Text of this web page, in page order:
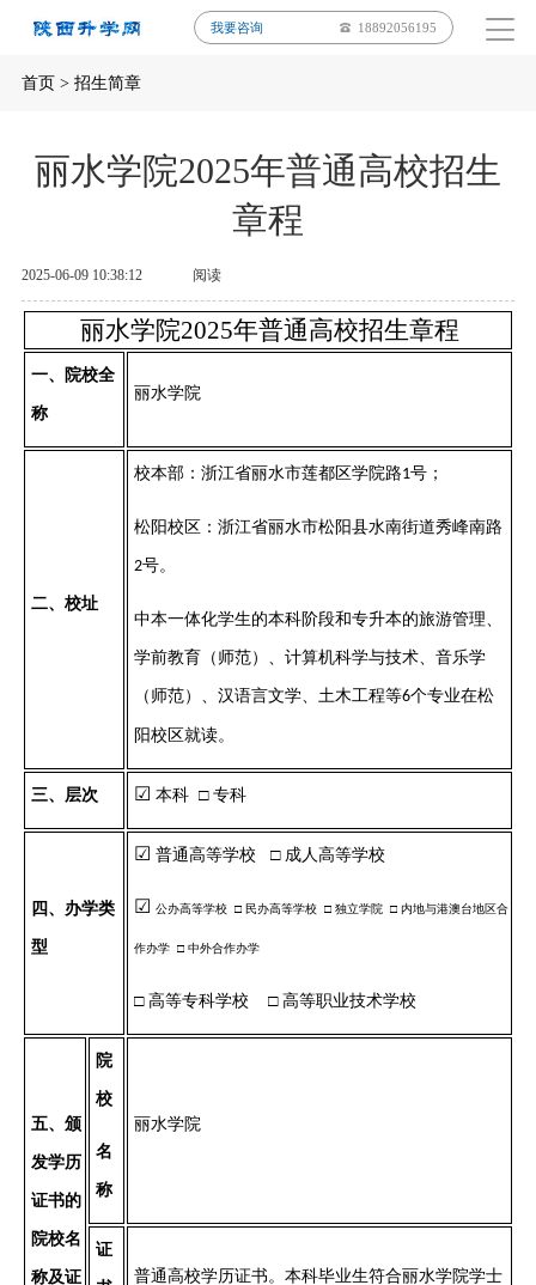
我要咨询 18892056195
首页> 招生简章
丽水学院2025年普通高校招生
章程
2025-06-09 10:38:12 阅读
丽水学院2025年普通高校招生章程
一、院校全
称
丽水学院
二、校址
校本部：浙江省丽水市莲都区学院路1号；
松阳校区：浙江省丽水市松阳县水南街道秀峰南路
2号。
中本一体化学生的本科阶段和专升本的旅游管理、
学前教育（师范）、计算机科学与技术、音乐学
（师范）、汉语言文学、土木工程等6个专业在松
阳校区就读。
三、层次 ☑ 本科□ 专科
四 、办学类
型
☑ 普通高等学校 □ 成人高等学校
☑ 公办高等学校 □ 民办高等学校 □ 独立学院 □ 内地与港澳台地区合
作办学 □ 中外合作办学
□ 高等专科学校 □ 高等职业技术学校
五、颁
发学历
证书的
院校名
称及证
院
校
名
称
丽水学院
证
普通高校学历证书。 本科毕业生符合丽水学院学士